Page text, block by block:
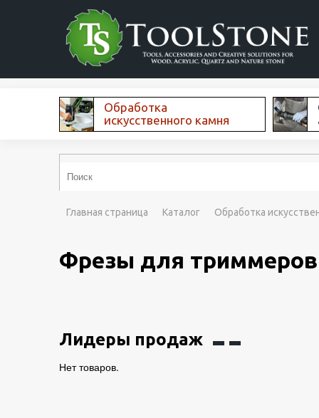
Обработка
искусственного камня
Главная страница Каталог Обработка
Фрезы для триммеров
Лидеры продаж
Нет товаров.